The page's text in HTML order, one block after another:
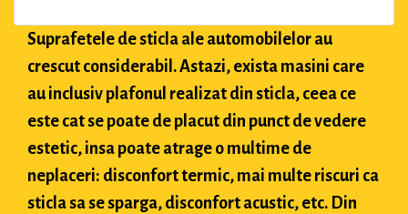
Suprafetele de sticla ale automobilelor au
crescut considerabil. Astazi, exista masini care
au inclusiv plafonul realizat din sticla, ceea ce
este cat se poate de placut din punct de vedere
estetic, insa poate atrage o multime de
neplaceri: disconfort termic, mai multe riscuri ca
sticla sa se sparga, disconfort acustic, etc. Din